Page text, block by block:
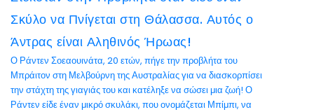
Σκύλο να Πνίγεται στη Θάλασσα. Αυτός ο
Άντρας είναι Αληθινός Ήρωας!
Ο Ράντεν Σοεαουινάτα, 20 ετών, πήγε την προβλήτα του
Μπράιτον στη Μελβούρνη της Αυστραλίας για να διασκορπίσει
την στάχτη της γιαγιάς του και κατέληξε να σώσει μια ζωή! Ο
Ράντεν είδε έναν μικρό σκυλάκι, που ονομάζεται Μπίμπι, να